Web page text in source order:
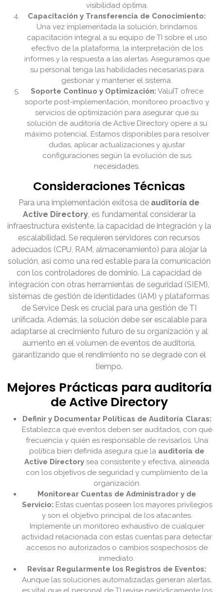
visibilidad óptima.
Capacitación y Transferencia de Conocimiento:
Una vez implementada la solución, brindamos
capacitación integral a su equipo de TI sobre el uso
efectivo de la plataforma, la interpretación de los
informes y la respuesta a las alertas. Aseguramos que
su personal tenga las habilidades necesarias para
gestionar y mantener el sistema.
Soporte Continuo y Optimización: ValuIT ofrece
soporte post-implementación, monitoreo proactivo y
servicios de optimización para asegurar que su
solución de auditoría de Active Directory opere a su
máximo potencial. Estamos disponibles para resolver
dudas, aplicar actualizaciones y ajustar
configuraciones según la evolución de sus
necesidades.
Consideraciones Técnicas
Para una implementación exitosa de auditoría de
Active Directory, es fundamental considerar la
infraestructura existente, la capacidad de integración y la
escalabilidad. Se requieren servidores con recursos
adecuados (CPU, RAM, almacenamiento) para alojar la
solución, así como una red estable para la comunicación
con los controladores de dominio. La capacidad de
integración con otras herramientas de seguridad (SIEM),
sistemas de gestión de identidades (IAM) y plataformas
de Service Desk es crucial para una gestión de TI
unificada. Además, la solución debe ser escalable para
adaptarse al crecimiento futuro de su organización y al
aumento en el volumen de eventos de auditoría,
garantizando que el rendimiento no se degrade con el
tiempo.
Mejores Prácticas para auditoría
de Active Directory
Definir y Documentar Políticas de Auditoría Claras:
Establezca qué eventos deben ser auditados, con qué
frecuencia y quién es responsable de revisarlos. Una
política bien definida asegura que la auditoría de
Active Directory sea consistente y efectiva, alineada
con los objetivos de seguridad y cumplimiento de la
organización.
Monitorear Cuentas de Administrador y de
Servicio: Estas cuentas poseen los mayores privilegios
y son el objetivo principal de los atacantes.
Implemente un monitoreo exhaustivo de cualquier
actividad relacionada con estas cuentas para detectar
accesos no autorizados o cambios sospechosos de
inmediato.
Revisar Regularmente los Registros de Eventos:
Aunque las soluciones automatizadas generan alertas,